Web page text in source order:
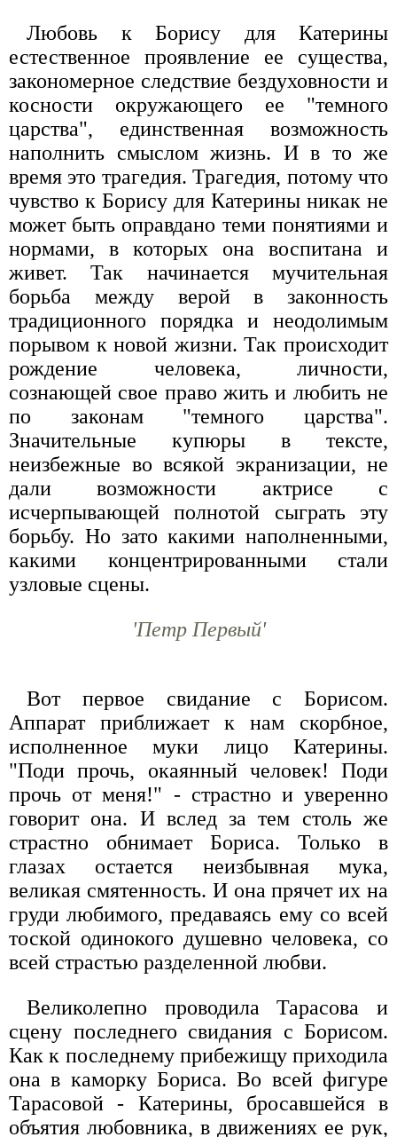
Любовь к Борису для Катерины
естественное проявление ее существа,
закономерное следствие бездуховности и
косности окружающего ее "темного
царства", единственная возможность
наполнить смыслом жизнь. И в то же
время это трагедия. Трагедия, потому что
чувство к Борису для Катерины никак не
может быть оправдано теми понятиями и
нормами, в которых она воспитана и
живет. Так начинается мучительная
борьба между верой в законность
традиционного порядка и неодолимым
порывом к новой жизни. Так происходит
рождение человека, личности,
сознающей свое право жить и любить не
по законам "темного царства".
Значительные купюры в тексте,
неизбежные во всякой экранизации, не
дали возможности актрисе с
исчерпывающей полнотой сыграть эту
борьбу. Но зато какими наполненными,
какими концентрированными стали
узловые сцены.
'Петр Первый'
Вот первое свидание с Борисом.
Аппарат приближает к нам скорбное,
исполненное муки лицо Катерины.
"Поди прочь, окаянный человек! Поди
прочь от меня!" - страстно и уверенно
говорит она. И вслед за тем столь же
страстно обнимает Бориса. Только в
глазах остается неизбывная мука,
великая смятенность. И она прячет их на
груди любимого, предаваясь ему со всей
тоской одинокого душевно человека, со
всей страстью разделенной любви.
Великолепно проводила Тарасова и
сцену последнего свидания с Борисом.
Как к последнему прибежищу приходила
она в каморку Бориса. Во всей фигуре
Тарасовой - Катерины, бросавшейся в
объятия любовника, в движениях ее рук,